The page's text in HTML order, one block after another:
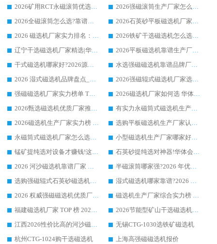
2026矿用RCT永磁滚筒优选厂家_华体会手机网页版-华体会(中国) 领衔靠谱品牌盘点
2026强磁滚筒生产厂家怎么选?行业口碑推荐华体会手机网页版-华体会(中国)
2026全磁滚筒怎么选?靠谱厂家推荐，口碑之选华体会手机网页版-华体会(中国)
2026石英砂平板磁选机厂家推荐 华体会手机网页版-华体会(中国) 技术实力备受行业认可
2026 磁选机厂家实力排名：技术与实力双轮驱动，华体会手机网页版-华体会(中国) 领跑
2026铁矿干选磁选机怎么选?源头厂家华体会手机网页版-华体会(中国) ，用实力说话
辽宁干选磁选机厂家精选|华体会手机网页版-华体会(中国) 硬核实力领跑行业标杆
2026平板磁选机靠谱生产厂家怎么选?行业标杆华体会手机网页版-华体会(中国) ，凭硬实力脱颖而出
干式磁选机哪家好?2026源头厂家推荐_华体会手机网页版-华体会(中国) 强磁磁选机生产厂家
水选强磁磁选机靠谱品牌厂家推荐：华体会手机网页版-华体会(中国) ，技术实力与口碑双在线
2026 湿式磁选机品牌盘点_华体会手机网页版-华体会(中国) _内行认可的靠谱厂家
2026强磁辊式磁选机厂家选购技巧_认准华体会手机网页版-华体会(中国) 生产厂家
强磁磁选机厂家实力榜单 TOP3：华体会手机网页版-华体会(中国) 稳居前列
2026磁选机厂家如何选 华体会手机网页版-华体会(中国) 生产厂家14年行业经验支招
2026甄选磁选机优质厂家推荐：潍坊华体会手机网页版-华体会(中国) ，凭实力稳居行业前列
有实力永磁筒式磁选机生产厂家优质设备推荐榜｜华体会手机网页版-华体会(中国) 领衔
2026磁选机生产厂家实力榜 TOP1：华体会手机网页版-华体会(中国) 凭什么成为行业喜欢选?
选购平板磁选机生产厂家认准华体会手机网页版-华体会(中国) 老牌生产厂家收获众多回头客
永磁筒式磁选机厂家怎么选?14 年老厂华体会手机网页版-华体会(中国) 凭实力出圈，这 5 大优势太圈粉
小型磁选机生产厂家哪家好?2026 年实测推荐，华体会手机网页版-华体会(中国) 十年口碑厂值得闭眼入
锰矿提纯选对设备才赚钱!这家临朐厂家的强磁辊磁选机凭啥成行业标杆?
石英砂提纯选对神器!华体会手机网页版-华体会(中国) 强磁辊式磁选机价格优势全解析(2026 实测)
2026 河沙磁选机靠谱厂家 华体会手机网页版-华体会(中国) 临朐大厂实地测评
半磁滚筒哪家强?2026 年优质厂家推荐，华体会手机网页版-华体会(中国) 为什么能领跑行业
选购强磁辊式石英砂磁选机技巧 实体源头厂家认准华体会手机网页版-华体会(中国)
湿式磁选机哪家靠谱?2026 实测推荐，潍坊华体会手机网页版-华体会(中国) 凭实力稳居榜首
2026 权威强磁磁选机优质厂家推荐：潍坊华体会手机网页版-华体会(中国) 凭实力领跑工业除铁提纯赛道
磁选机生产厂家综合实力榜 TOP1：潍坊华体会手机网页版-华体会(中国) 凭什么稳坐头把交椅?
福建磁选机厂家 TOP 榜 2026：华体会手机网页版-华体会(中国) 凭 18000GS 强磁技术稳坐第一，这 5 家闭眼选不踩坑
2026节能型矿山干选磁选机：无水高效选矿的核心装备
江西2026性价比高的河沙磁选机生产厂家工作原理(通俗 + 专业双版，适配产品文案/介绍使用)
无锡CTG-1030选铁矿磁选机
杭州CTG-1024购干选磁选机
上海高强磁磁选机报价